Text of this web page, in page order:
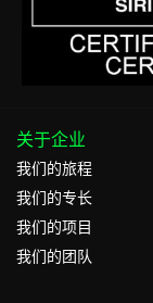
关于企业
我们的旅程
我们的专⻓
我们的项目
我们的团队